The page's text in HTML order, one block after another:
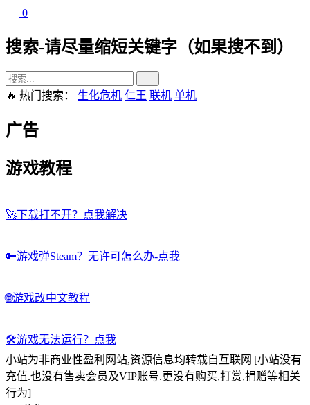
0
搜索-请尽量缩短关键字（如果搜不到）
🔥 热门搜索： 生化危机 仁王 联机 单机
广告
游戏教程
🚀下载打不开？点我解决
🔑游戏弹Steam？无许可怎么办-点我
🌐游戏改中文教程
🛠️游戏无法运行？点我
小站为非商业性盈利网站,资源信息均转载自互联网|[小站没有
充值.也没有售卖会员及VIP账号.更没有购买,打赏,捐赠等相关
行为]